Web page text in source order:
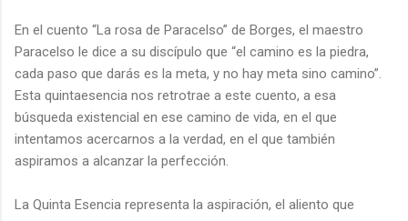
En el cuento “La rosa de Paracelso” de Borges, el maestro
Paracelso le dice a su discípulo que “el camino es la piedra,
cada paso que darás es la meta, y no hay meta sino camino”.
Esta quintaesencia nos retrotrae a este cuento, a esa
búsqueda existencial en ese camino de vida, en el que
intentamos acercarnos a la verdad, en el que también
aspiramos a alcanzar la perfección.
La Quinta Esencia representa la aspiración, el aliento que